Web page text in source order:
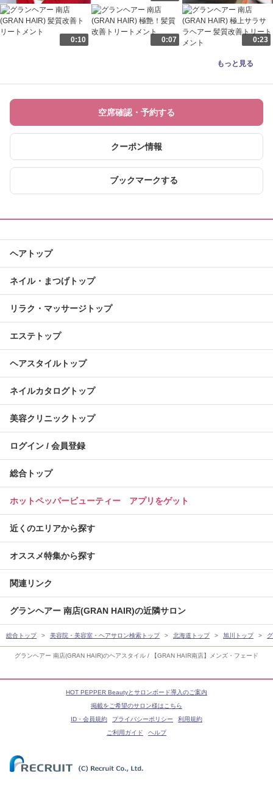
グランヘアー 南店(GRAN HAIR)のヘアスタイル / 【GRAN HAIR南店】メンズ・フェード
0:10 0:07 0:23
もっと見る
空席確認・予約する
クーポン情報
ブックマークする
ヘアトップ
ネイル・まつげトップ
リラク・マッサージトップ
エステトップ
ヘアスタイルトップ
ネイルカタログトップ
美容クリニックトップ
ログイン / 会員登録
総合トップ
ホットペッパービューティー アプリをゲット
近くのエリアから探す
オススメ特集から探す
関連リンク
グランヘアー 南店(GRAN HAIR)の近隣サロン
総合トップ 美容院・美容室・ヘアサロン検索トップ 北海道トップ 旭川トップ
HOT PEPPER Beautyとサロンボード導入のご案内
掲載をご希望のサロン様はこちら
ID・会員規約
プライバシーポリシー
利用規約
ご利用ガイド
ヘルプ